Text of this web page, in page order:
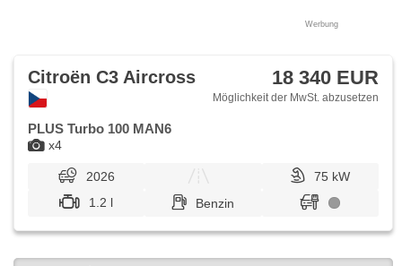
Werbung
x4
Citroën C3 Aircross 18 340 EUR
Möglichkeit der MwSt. abzusetzen
PLUS Turbo 100 MAN6
2026
75 kW
1.2 l
Benzin